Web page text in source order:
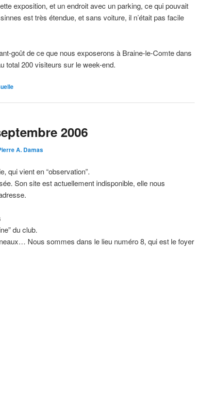
exposition, et un endroit avec un parking, ce qui pouvait
est très étendue, et sans voiture, il n’était pas facile
goût de ce que nous exposerons à Braine-le-Comte dans
total 200 visiteurs sur le week-end.
2006
A. Damas
qui vient en “observation”.
Son site est actuellement indisponible, elle nous
du club.
Nous sommes dans le lieu numéro 8, qui est le foyer